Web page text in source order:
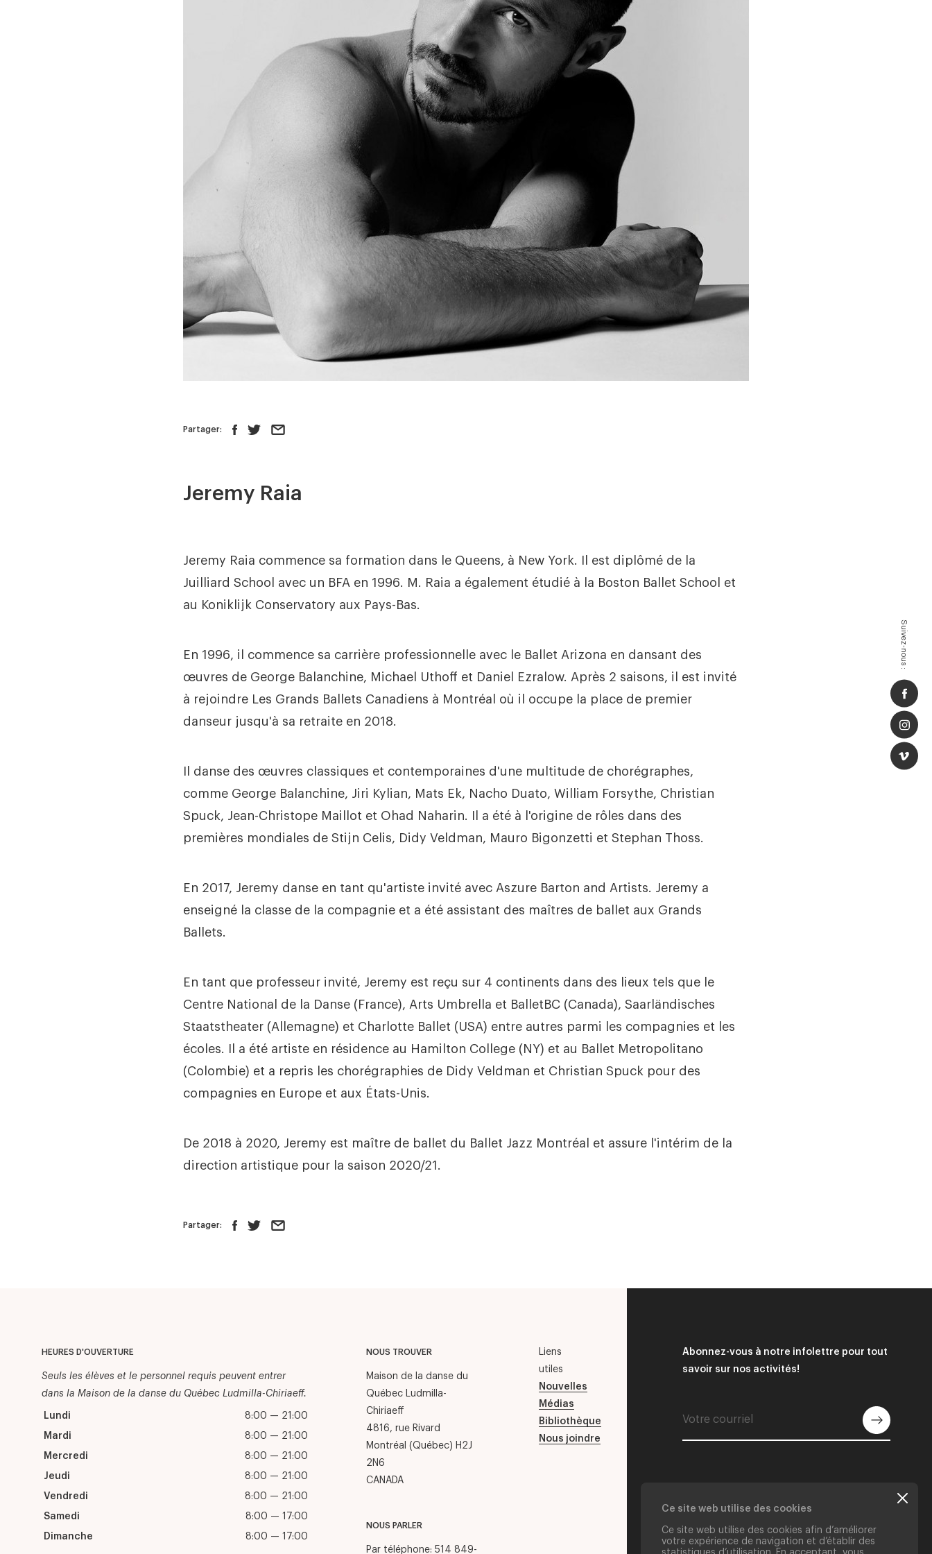
Soirée-bénéfice
Spectacles
Solo 2026
Corps de ballet 2026
Galerie photo
Carrières
Partager:
Jeremy Raia
Jeremy Raia commence sa formation dans le Queens, à New York. Il est diplômé de la
Juilliard School avec un BFA en 1996. M. Raia a également étudié à la Boston Ballet School et
au Koniklijk Conservatory aux Pays-Bas.
En 1996, il commence sa carrière professionnelle avec le Ballet Arizona en dansant des
œuvres de George Balanchine, Michael Uthoff et Daniel Ezralow. Après 2 saisons, il est invité
à rejoindre Les Grands Ballets Canadiens à Montréal où il occupe la place de premier
danseur jusqu'à sa retraite en 2018.
Il danse des œuvres classiques et contemporaines d'une multitude de chorégraphes,
comme George Balanchine, Jiri Kylian, Mats Ek, Nacho Duato, William Forsythe, Christian
Spuck, Jean-Christope Maillot et Ohad Naharin. Il a été à l'origine de rôles dans des
premières mondiales de Stijn Celis, Didy Veldman, Mauro Bigonzetti et Stephan Thoss.
En 2017, Jeremy danse en tant qu'artiste invité avec Aszure Barton and Artists. Jeremy a
enseigné la classe de la compagnie et a été assistant des maîtres de ballet aux Grands
Ballets.
En tant que professeur invité, Jeremy est reçu sur 4 continents dans des lieux tels que le
Centre National de la Danse (France), Arts Umbrella et BalletBC (Canada), Saarländisches
Staatstheater (Allemagne) et Charlotte Ballet (USA) entre autres parmi les compagnies et les
écoles. Il a été artiste en résidence au Hamilton College (NY) et au Ballet Metropolitano
(Colombie) et a repris les chorégraphies de Didy Veldman et Christian Spuck pour des
compagnies en Europe et aux États-Unis.
De 2018 à 2020, Jeremy est maître de ballet du Ballet Jazz Montréal et assure l'intérim de la
direction artistique pour la saison 2020/21.
Partager:
HEURES D'OUVERTURE
Seuls les élèves et le personnel requis peuvent entrer
dans la Maison de la danse du Québec Ludmilla-Chiriaeff.
Lundi 8:00 — 21:00
Mardi 8:00 — 21:00
Mercredi 8:00 — 21:00
Jeudi 8:00 — 21:00
Vendredi 8:00 — 21:00
Samedi 8:00 — 17:00
Dimanche 8:00 — 17:00
NOUS TROUVER
Maison de la danse du
Québec Ludmilla-
Chiriaeff
4816, rue Rivard
Montréal (Québec) H2J
2N6
CANADA
NOUS PARLER
Par téléphone: 514 849-
Liens
utiles
Nouvelles
Médias
Bibliothèque
Nous joindre
Abonnez-vous à notre infolettre pour tout
savoir sur nos activités!
Suivez-nous :
Ce site web utilise des cookies
Ce site web utilise des cookies afin d’améliorer
votre expérience de navigation et d’établir des